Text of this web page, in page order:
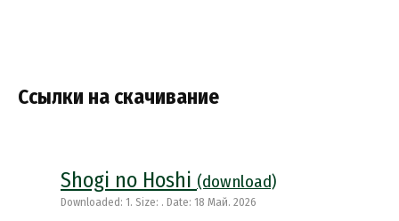
Ссылки на скачивание
Shogi no Hoshi (download)
Downloaded: 1. Size: . Date: 18 Май. 2026